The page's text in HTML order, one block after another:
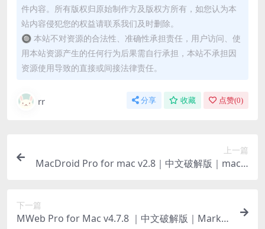
件内容。所有版权归原始制作方及版权方所有，如您认为本
站内容侵犯您的权益请联系我们及时删除。
🔘 本站不对资源的合法性、准确性承担责任，用户访问、使
用本站资源产生的任何行为后果需自行承担，本站不承担因
资源使用导致的直接或间接法律责任。
rr 分享 收藏 点赞(0)
上一篇
MacDroid Pro for mac v2.8｜中文破解版｜macO
下一篇
MWeb Pro for Mac v4.7.8 ｜中文破解版｜Markd